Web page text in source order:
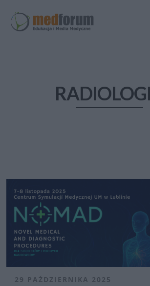
29 PAŹDZIERNIKA 2025